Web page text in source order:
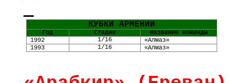
КУБКИ АРМЕНИИ
Год Стадия
Название команды
1992
1/16 «Алмаз»
1993
1/16 «Алмаз»